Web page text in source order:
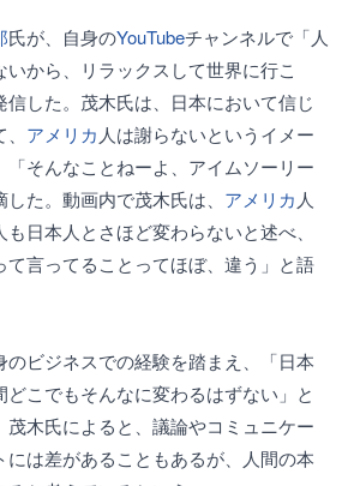
氏が、自身のYouTubeチャンネルで「人
から、リラックスして世界に行こ
信した。茂木氏は、日本において信じ
アメリカ 人は謝らないというイメー
「そんなことねーよ、アイムソーリー
た。動画内で茂木氏は、 アメリカ 人
も日本人とさほど変わらないと述べ、
て言ってることってほぼ、違う」と語
のビジネスでの経験を踏まえ、「日本
どこでもそんなに変わるはずない」と
茂木氏によると、議論やコミュニケー
には差があることもあるが、人間の本